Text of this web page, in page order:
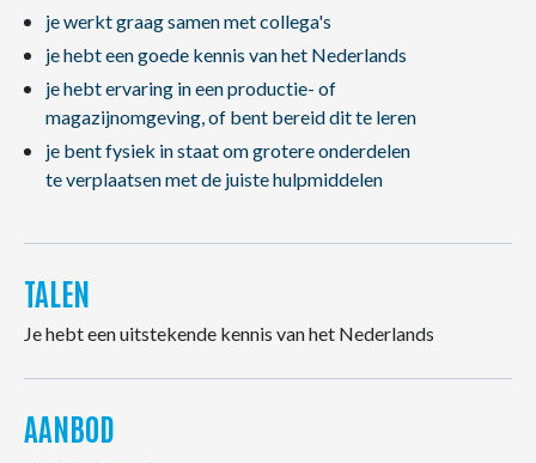
je werkt graag samen met collega's
je hebt een goede kennis van het Nederlands
je hebt ervaring in een productie- of
magazijnomgeving, of bent bereid dit te leren
je bent fysiek in staat om grotere onderdelen
te verplaatsen met de juiste hulpmiddelen
TALEN
Je hebt een uitstekende kennis van het Nederlands
AANBOD